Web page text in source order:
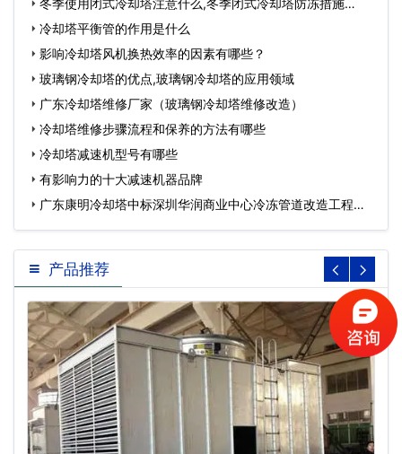
冬季使用闭式冷却塔注意什么,冬季闭式冷却塔防冻措施…
冷却塔平衡管的作用是什么
影响冷却塔风机换热效率的因素有哪些？
玻璃钢冷却塔的优点,玻璃钢冷却塔的应用领域
广东冷却塔维修厂家（玻璃钢冷却塔维修改造）
冷却塔维修步骤流程和保养的方法有哪些
冷却塔减速机型号有哪些
有影响力的十大减速机器品牌
广东康明冷却塔中标深圳华润商业中心冷冻管道改造工程…
产品推荐